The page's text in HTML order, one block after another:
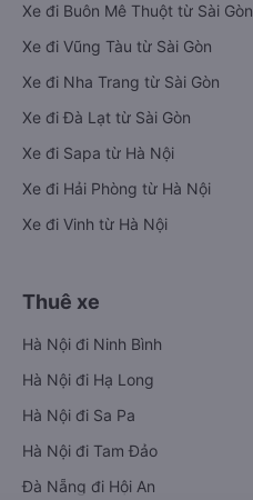
Xe đi Buôn Mê Thuột từ Sài Gòn
Xe đi Vũng Tàu từ Sài Gòn
Xe đi Nha Trang từ Sài Gòn
Xe đi Đà Lạt từ Sài Gòn
Xe đi Sapa từ Hà Nội
Xe đi Hải Phòng từ Hà Nội
Xe đi Vinh từ Hà Nội
Thuê xe
Hà Nội đi Ninh Bình
Hà Nội đi Hạ Long
Hà Nội đi Sa Pa
Hà Nội đi Tam Đảo
Đà Nẵng đi Hội An